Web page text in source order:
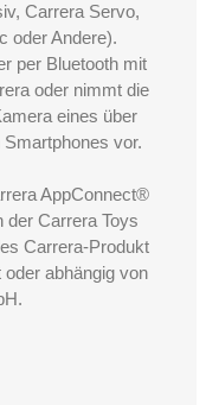
Carrera Servo,
oder Andere).
per Bluetooth mit
oder nimmt die
eines über
vor.
AppConnect®
der Carrera Toys
Carrera-Produkt
abhängig von